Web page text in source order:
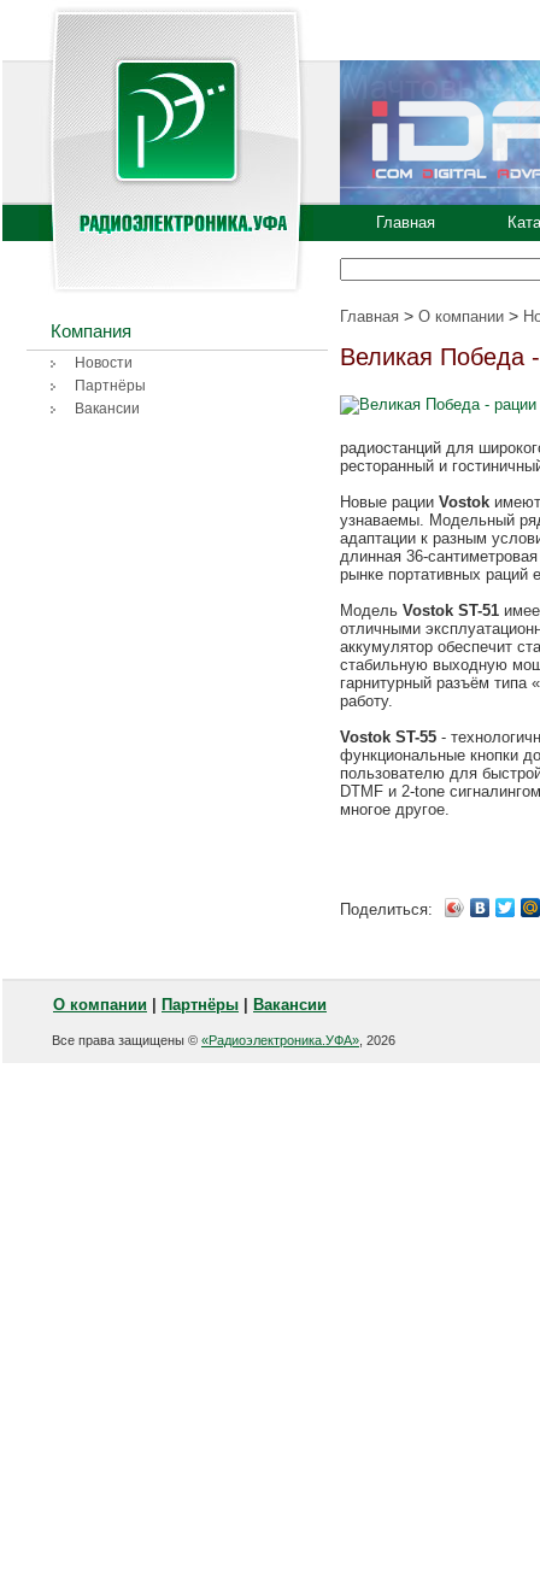
Главная
Компания
Новости
Партнёры
Вакансии
Главная > О компании >
Великая Победа
радиостанций для
ресторанный и
Новые рации Vostok
узнаваемы. Модельный
адаптации к разным
длинная 36-
рынке портативных раций
Модель Vostok ST-51
отличными
аккумулятор обеспечит
стабильную выходную
гарнитурный разъём типа
работу.
Vostok ST-55 -
функциональные кнопки
пользователю для
DTMF и 2-tone
многое другое.
Поделиться:
О компании Партнёры Вакансии
Все права защищены © «Радиоэлектроника.УФА» , 2026